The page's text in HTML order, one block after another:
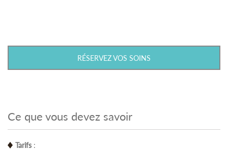
RÉSERVEZ VOS SOINS
Ce que vous devez savoir
Tarifs :